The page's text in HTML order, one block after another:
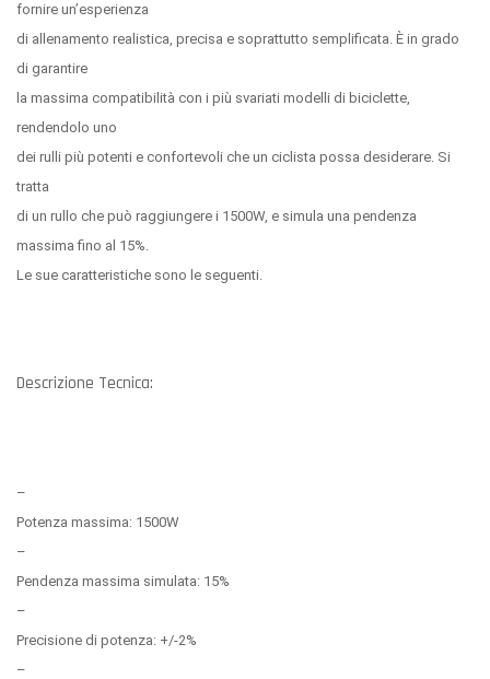
fornire un’esperienza
di allenamento realistica, precisa e soprattutto semplificata. È in grado
di garantire
la massima compatibilità con i più svariati modelli di biciclette,
rendendolo uno
dei rulli più potenti e confortevoli che un ciclista possa desiderare. Si
tratta
di un rullo che può raggiungere i 1500W, e simula una pendenza
massima fino al 15%.
Le sue caratteristiche sono le seguenti.
Descrizione Tecnica:
–
Potenza massima: 1500W
–
Pendenza massima simulata: 15%
–
Precisione di potenza: +/-2%
–